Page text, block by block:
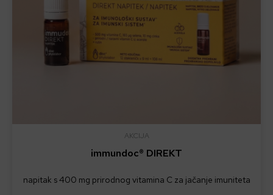
AKCIJA
immundoc® DIREKT
napitak s 400 mg prirodnog vitamina C za jačanje imuniteta
odabrati
na
stranici
proizvoda